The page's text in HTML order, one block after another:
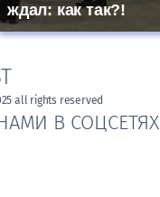
ждал: как так?!
В СОЦСЕТЯХ
all rights reserved